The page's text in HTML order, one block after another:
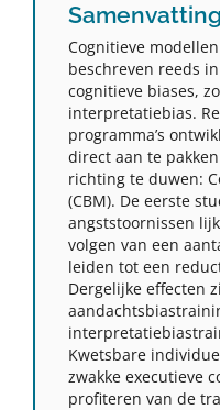
Samenvatting
Cognitieve
beschreven reeds
cognitieve biases,
interpretatiebias.
programma’s
direct aan te
richting te duwen:
(CBM). De eerste
angststoornissen
volgen van een
leiden tot een
Dergelijke effecten
Kwetsbare
zwakke executieve
profiteren van de